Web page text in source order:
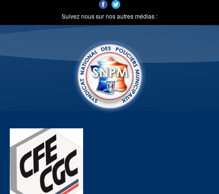
Suivez nous sur nos autres médias :